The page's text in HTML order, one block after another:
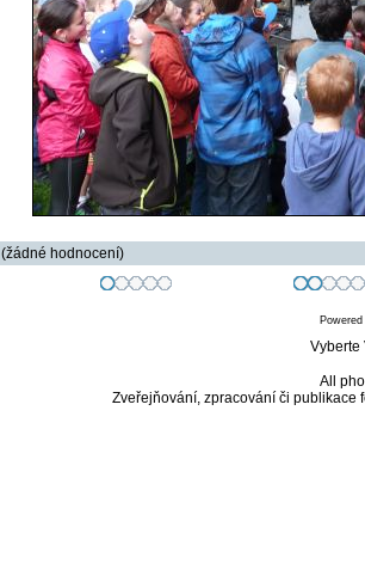
(žádné hodnocení)
Vyberte
All
Zveřejňování, zpracování či publikace